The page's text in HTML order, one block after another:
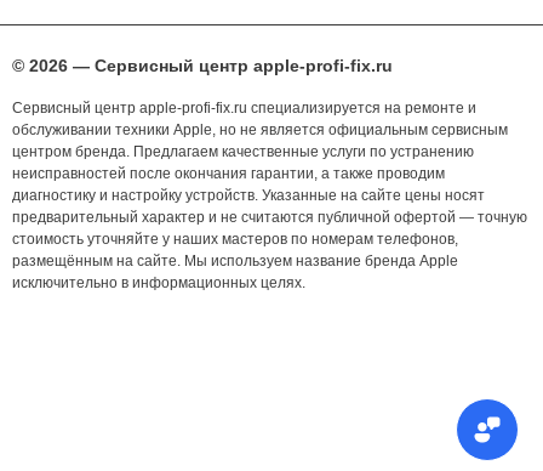
© 2026 — Сервисный центр apple-profi-fix.ru
Сервисный центр apple-profi-fix.ru специализируется на ремонте и
обслуживании техники Apple, но не является официальным сервисным
центром бренда. Предлагаем качественные услуги по устранению
неисправностей после окончания гарантии, а также проводим
диагностику и настройку устройств. Указанные на сайте цены носят
предварительный характер и не считаются публичной офертой — точную
стоимость уточняйте у наших мастеров по номерам телефонов,
размещённым на сайте. Мы используем название бренда Apple
исключительно в информационных целях.